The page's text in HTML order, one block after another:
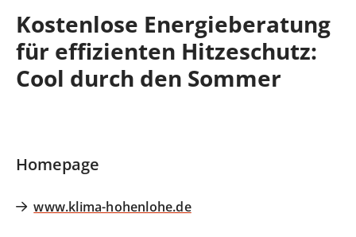
Kostenlose Energieberatung
für effizienten Hitzeschutz:
Cool durch den Sommer
Homepage
www.klima-hohenlohe.de